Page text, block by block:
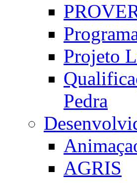
Projeto
Pedra
AGRIS